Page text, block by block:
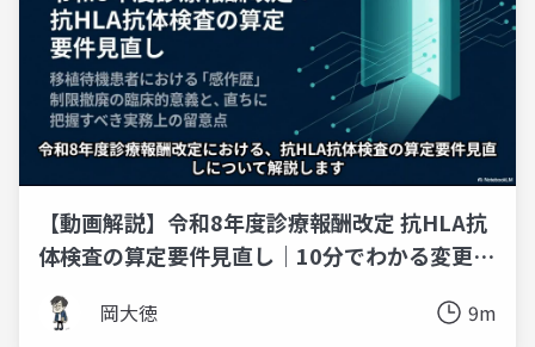
【動画解説】令和8年度診療報酬改定 抗HLA抗
体検査の算定要件見直し｜10分でわかる変更点
と実務対応
岡大徳 9m